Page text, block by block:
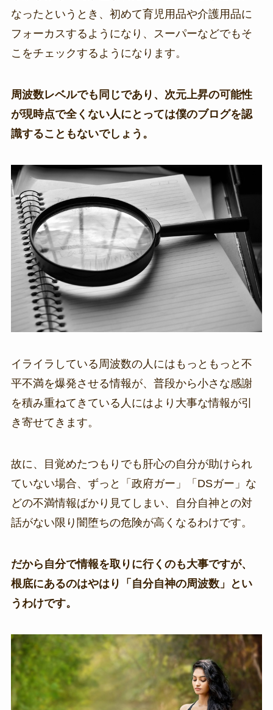
なったというとき、初めて育児用品や介護用品に
フォーカスするようになり、スーパーなどでもそ
こをチェックするようになります。
周波数レベルでも同じであり、次元上昇の可能性
が現時点で全くない人にとっては僕のブログを認
識することもないでしょう。
イライラしている周波数の人にはもっともっと不
平不満を爆発させる情報が、普段から小さな感謝
を積み重ねてきている人にはより大事な情報が引
き寄せてきます。
故に、目覚めたつもりでも肝心の自分が助けられ
ていない場合、ずっと「政府ガー」「DSガー」な
どの不満情報ばかり見てしまい、自分自神との対
話がない限り闇堕ちの危険が高くなるわけです。
だから自分で情報を取りに行くのも大事ですが、
根底にあるのはやはり「自分自神の周波数」とい
うわけです。